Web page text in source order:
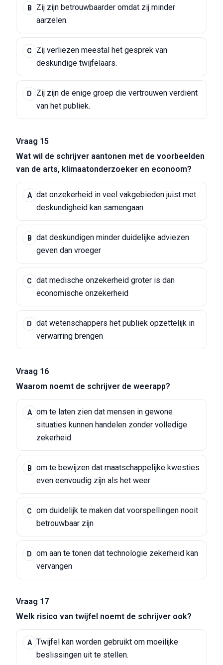
B
Zij zijn betrouwbaarder omdat zij minder
aarzelen.
C
Zij verliezen meestal het gesprek van
deskundige twijfelaars.
D
Zij zijn de enige groep die vertrouwen verdient
van het publiek.
Vraag 15
Wat wil de schrijver aantonen met de voorbeelden
van de arts, klimaatonderzoeker en econoom?
A dat onzekerheid in veel vakgebieden juist met
deskundigheid kan samengaan
B
dat deskundigen minder duidelijke adviezen
geven dan vroeger
C
dat medische onzekerheid groter is dan
economische onzekerheid
D
dat wetenschappers het publiek opzettelijk in
verwarring brengen
Vraag 16
Waarom noemt de schrijver de weerapp?
A om te laten zien dat mensen in gewone
situaties kunnen handelen zonder volledige
zekerheid
B
om te bewijzen dat maatschappelijke kwesties
even eenvoudig zijn als het weer
C
om duidelijk te maken dat voorspellingen nooit
betrouwbaar zijn
D
om aan te tonen dat technologie zekerheid kan
vervangen
Vraag 17
Welk risico van twijfel noemt de schrijver ook?
A Twijfel kan worden gebruikt om moeilijke
beslissingen uit te stellen.